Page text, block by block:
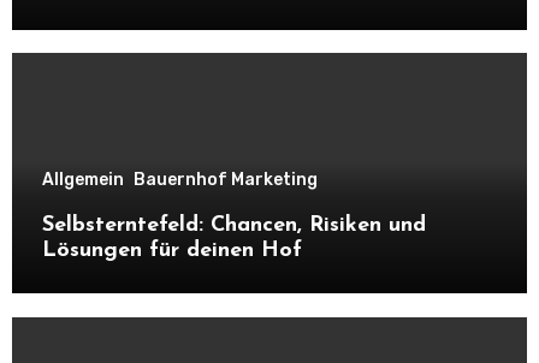
Allgemein Bauernhof Marketing
Selbsterntefeld: Chancen, Risiken und
Lösungen für deinen Hof